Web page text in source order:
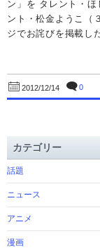
ン」を タレント・
ント・松金ようこ（
ジでお詫びを掲載し
2012/12/14 0
カテゴリー
話題
ニュース
アニメ
漫画